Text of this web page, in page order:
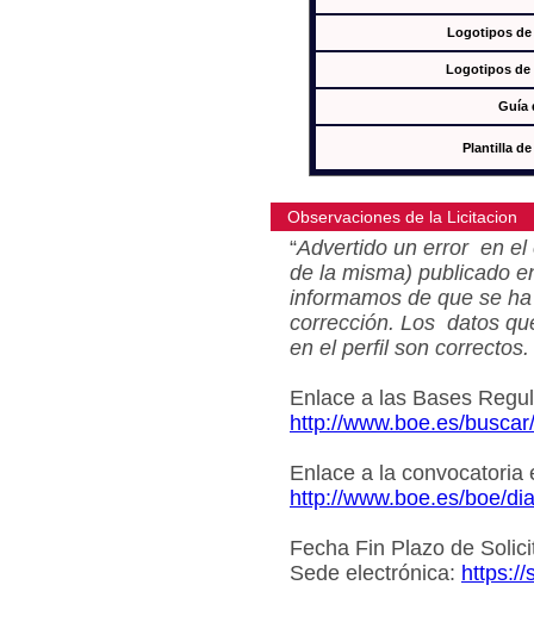
Logotipos de
Logotipos de
Guía
Plantilla
Observaciones de la Licitacion
“Advertido un error en el
de la misma) publicado
informamos de que se
corrección. Los datos
en el perfil son correctos.
Enlace a las Bases
http://www.boe.es/
Enlace a la convocatoria
http://www.boe.es/boe/
Fecha Fin Plazo de
Sede electrónica: https://